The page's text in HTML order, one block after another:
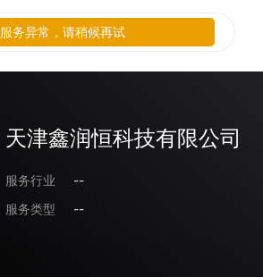
天津鑫润恒科技有限公司
服务行业
--
服务类型
--
服务异常，请稍候再试